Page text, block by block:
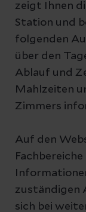
zeigt Ihnen
Station und
folgenden
über den
Ablauf und
Mahlzeiten
Zimmers
Auf den
zuständigen
sich bei